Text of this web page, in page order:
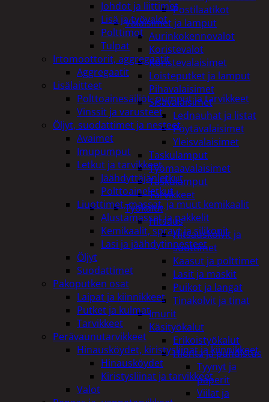
Postilaatikot
Valaisimet ja lamput
Aurinkokennovalot
Koristevalot
Koristevalaisimet
Loisteputket ja lamput
Pihavalaisimet
Sisävalaisimet
Lednauhat ja listat
Pöytävalaisimet
Yleisvalaisimet
Taskulamput
Työmaavalaisimet
Taskulamput
Tarvikkeet
Työkalut
Hitsaus
Hitsauskolvit ja
suuttimet
Kaasut ja polttimet
Lasit ja maskit
Puikot ja langat
Tinakolvit ja tinat
Imurit
Käsityökalut
Erikoistyökalut
Hionta ja puhdistus
Tyynyt ja
paperit
Viilat ja
Johdot ja liittimet
Lisä ja työvalot
Polttimot
Tulpat
Irtomoottorit, aggregaatit
Aggregaatit
Lisälaitteet
Polttoainesäiliöt, pumput ja tarvikkeet
Vinssit ja varusteet
Öljyt, suodattimet ja nesteet
Avaimet
Imupumput
Letkut ja tarvikkeet
Jäähdyttäjänletkut
Polttoaineletkut
Liuottimet, massat, ja muut kemikaalit
Alustamassat ja pakkelit
Kemikaalit, sprayt ja silikonit
Lasi ja jäähdytinnesteet
Öljyt
Suodattimet
Pakoputken osat
Laipat ja kiinnikkeet
Putket ja kulmat
Tarvikkeet
Perävaunutarvikkeet
Hinausköydet, kiristysliinat ja kiinnikkeet
Hinausköydet
Kiristysliinat ja tarvikkeet
Valot